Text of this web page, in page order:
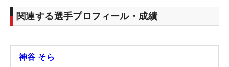
関連する選手プロフィール・成績
神谷 そら